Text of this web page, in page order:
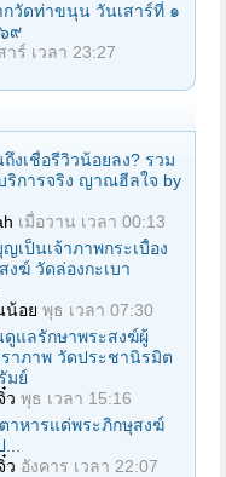
กวัดท่าขนุน วันเสาร์ที่ ๑
๙
าร์ เวลา 23:27
งเชื่อรีวิวน้อยลง? รวม
ริการจริง ญาณฮีลใจ by
เมื่อวาน เวลา 00:13
เป็นเจ้าภาพกระเบื้อง
งฆ์ วัดล่องกะเบา
น้อย พุธ เวลา 07:30
แลรักษาพระสงฆ์ผู้
าภาพ วัดประชานิรมิต
มย์
ว พุธ เวลา 15:16
าหารแด่พระภิกษุสงฆ์
ว อังคาร เวลา 22:07